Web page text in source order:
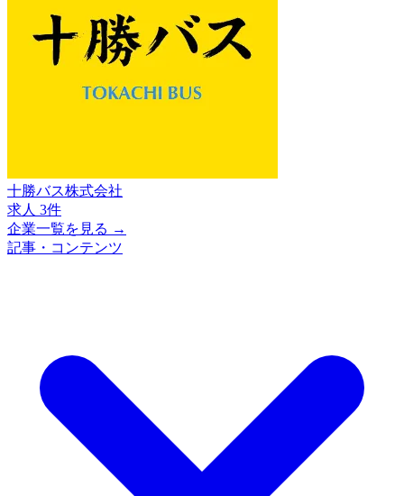
十勝バス株式会社
求人 3件
企業一覧を見る →
記事・コンテンツ